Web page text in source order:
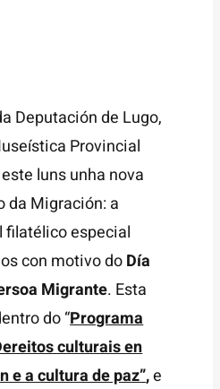
Deputación de Lugo,
Provincial
luns unha nova
da Migración: a
especial
con motivo doDía
Migrante. Esta
do “Programa
culturais en
e a cultura de paz”,e